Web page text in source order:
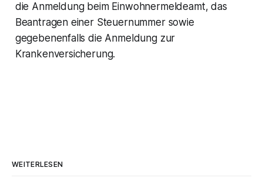
die Anmeldung beim Einwohnermeldeamt, das
Beantragen einer Steuernummer sowie
gegebenenfalls die Anmeldung zur
Krankenversicherung.
WEITERLESEN